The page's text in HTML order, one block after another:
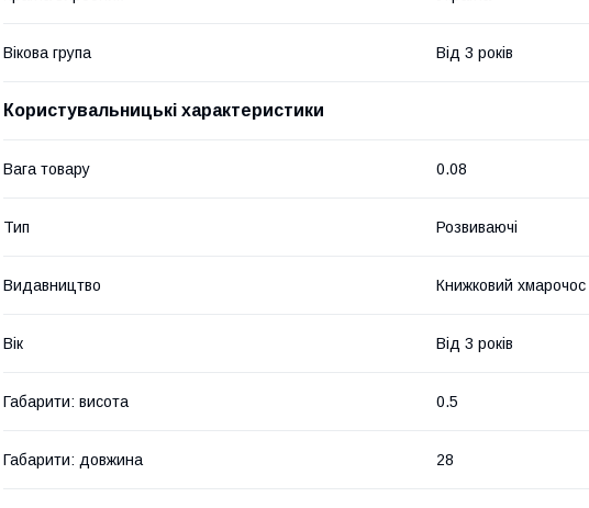
Вікова група Від 3 років
Користувальницькі характеристики
Вага товару 0.08
Тип Розвиваючі
Видавництво Книжковий хмарочос
Вік Від 3 років
Габарити: висота 0.5
Габарити: довжина 28